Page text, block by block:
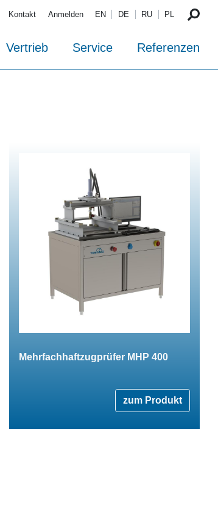
Kontakt Anmelden EN DE RU PL
Vertrieb Service Referenzen
Mehrfachhaftzugprüfer MHP 400
zum Produkt